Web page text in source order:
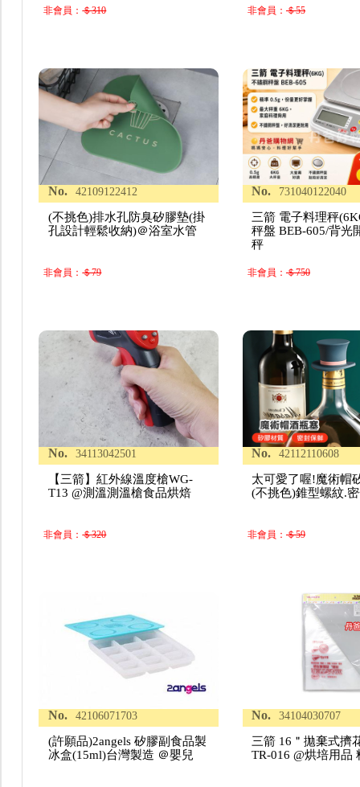
非會員：＄310 非會員： ＄55
No. 42109122412
(不挑色)排水孔防臭矽膠墊(掛
孔設計輕鬆收納)＠浴室水管
非會員：＄79
No. 731040122040
三箭 電子料理秤
秤盤 BEB-605/背光
秤
非會員： ＄750
No. 34113042501
【三箭】紅外線溫度槍WG-
T13 @測溫測溫槍食品烘焙
非會員：＄320
No. 42112110608
太可愛了喔!魔術帽
(不挑色)錐型螺紋.
非會員： ＄59
No. 42106071703
(許願品)2angels 矽膠副食品製
冰盒(15ml)台灣製造 ＠嬰兒
No. 34104030707
三箭 16＂拋棄式擠
TR-016 @烘培用品